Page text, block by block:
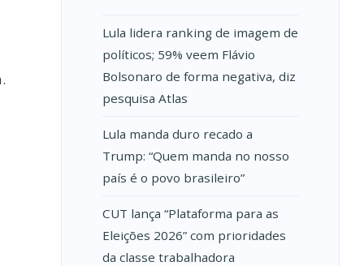
Lula lidera ranking de imagem de
políticos; 59% veem Flávio
Bolsonaro de forma negativa, diz
pesquisa Atlas
Lula manda duro recado a
Trump: “Quem manda no nosso
país é o povo brasileiro”
CUT lança “Plataforma para as
Eleições 2026” com prioridades
da classe trabalhadora